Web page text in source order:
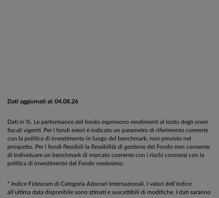
Dati aggiornati al: 04.08.26
Dati in %. Le performance del fondo esprimono rendimenti al lordo degli oneri
fiscali vigenti. Per i fondi esteri è indicato un parametro di riferimento coerente
con la politica di investimento in luogo del benchmark, non previsto nel
prospetto. Per i fondi flessibili la flessibilità di gestione del Fondo non consente
di individuare un benchmark di mercato coerente con i rischi connessi con la
politica di investimento del Fondo medesimo.
* Indice Fideuram di Categoria Azionari Internazionali. I valori dell’indice
all’ultima data disponibile sono stimati e suscettibili di modifiche. I dati saranno